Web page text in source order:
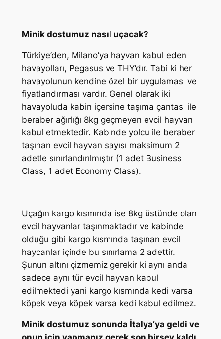
Minik dostumuz nasıl uçacak?
Türkiye’den, Milano’ya hayvan kabul eden
havayolları, Pegasus ve THY’dır. Tabi ki her
havayolunun kendine özel bir uygulaması ve
fiyatlandırması vardır. Genel olarak iki
havayoluda kabin içersine taşıma çantası ile
beraber ağırlığı 8kg geçmeyen evcil hayvan
kabul etmektedir. Kabinde yolcu ile beraber
taşınan evcil hayvan sayısı maksimum 2
adetle sınırlandırılmıştır (1 adet Business
Class, 1 adet Economy Class).
Uçağın kargo kısmında ise 8kg üstünde olan
evcil hayvanlar taşınmaktadır ve kabinde
olduğu gibi kargo kısmında taşınan evcil
haycanlar içinde bu sınırlama 2 adettir.
Şunun altını çizmemiz gerekir ki aynı anda
sadece aynı tür evcil hayvan kabul
edilmektedi yani kargo kısmında kedi varsa
köpek veya köpek varsa kedi kabul edilmez.
Minik dostumuz sonunda İtalya’ya geldi ve